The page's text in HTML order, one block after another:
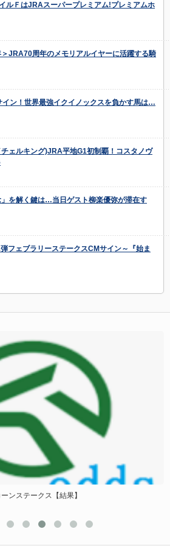
ルＦはJRAスーパープレミアム!プレミアムホ
JRA70周年のメモリアルイヤーに活躍する騎
イン！世界最強イクイノックスを負かす馬は…
ェルキング)JRA平地G1初制覇！コスタノヴ
を解く鍵は…当日ゲスト柳楽優弥が滞在す
フェブラリーステークスCMサイン～『始ま
ンステークス【結果】